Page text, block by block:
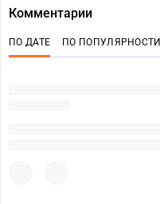
Комментарии
ПО ДАТЕ ПО ПОПУЛЯРНОСТИ